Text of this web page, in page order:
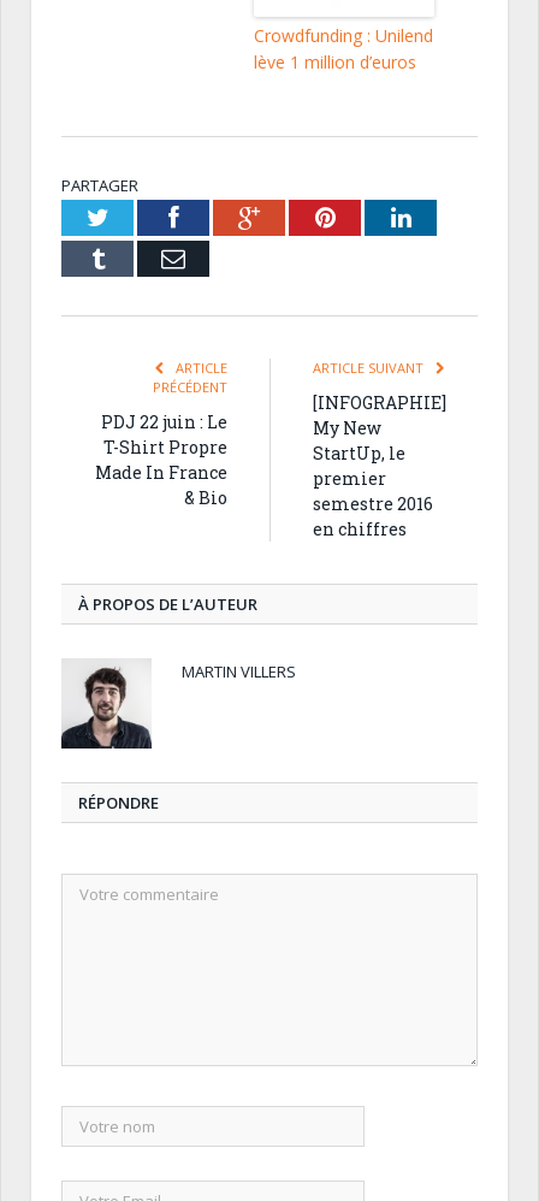
Crowdfunding : Unilend
lève 1 million d’euros
PARTAGER
TwitterFacebookGoogle+PinterestLinkedIn
Tumblr Email
ARTICLE
PRÉCÉDENT
PDJ 22 juin : Le
T-Shirt Propre
Made In France
& Bio
ARTICLE SUIVANT
[INFOGRAPHIE]
My New
StartUp, le
premier
semestre 2016
en chiffres
À PROPOS DE L’AUTEUR
MARTIN VILLERS
RÉPONDRE